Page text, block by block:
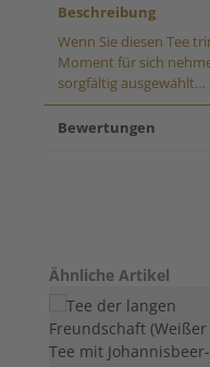
Beschreibung
Wenn Sie diesen Tee
Moment für sich
sorgfältig ausgewählt…
Bewertungen
Produktgalerie
Ähnliche Artikel